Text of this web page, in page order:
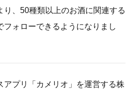
り、50種類以上のお酒に関連する
フォローできるようになりまし
アプリ「カメリオ」を運営する株